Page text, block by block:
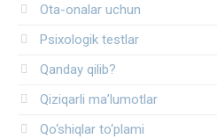
Ota-onalar uchun
Psixologik testlar
Qanday qilib?
Qiziqarli ma’lumotlar
Qo‘shiqlar to‘plami